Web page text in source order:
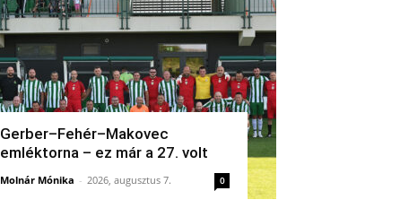
Gerber–Fehér–Makovec
emléktorna – ez már a 27. volt
Molnár Mónika - 2026, augusztus 7. 0